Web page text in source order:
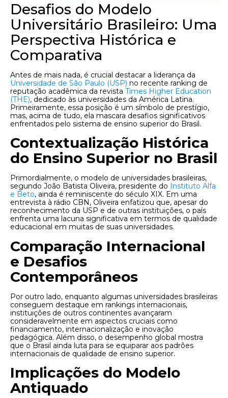
Desafios do Modelo
Universitário Brasileiro: Uma
Perspectiva Histórica e
Comparativa
Antes de mais nada, é crucial destacar a liderança da
Universidade de São Paulo (USP) no recente ranking de
reputação acadêmica da revista Times Higher Education
(THE), dedicado às universidades da América Latina.
Primeiramente, essa posição é um símbolo de prestígio,
mas, acima de tudo, ela mascara desafios significativos
enfrentados pelo sistema de ensino superior do Brasil.
Contextualização Histórica
do Ensino Superior no Brasil
Primordialmente, o modelo de universidades brasileiras,
segundo João Batista Oliveira, presidente do Instituto Alfa
e Beto, ainda é reminiscente do século XIX. Em uma
entrevista à rádio CBN, Oliveira enfatizou que, apesar do
reconhecimento da USP e de outras instituições, o país
enfrenta uma lacuna significativa em termos de qualidade
educacional em muitas de suas universidades.
Comparação Internacional
e Desafios
Contemporâneos
Por outro lado, enquanto algumas universidades brasileiras
conseguem destaque em rankings internacionais,
instituições de outros continentes avançaram
consideravelmente em aspectos cruciais como
financiamento, internacionalização e inovação
pedagógica. Além disso, o desempenho global mostra
que o Brasil ainda luta para se equiparar aos padrões
internacionais de qualidade de ensino superior.
Implicações do Modelo
Antiquado